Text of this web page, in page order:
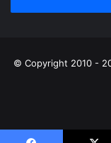
© Copyright 2010 -